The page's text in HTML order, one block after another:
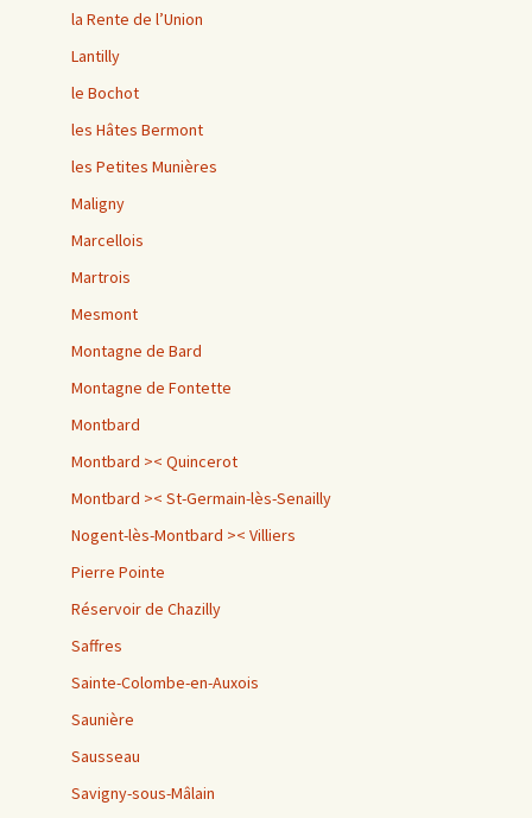
la Rente de l’Union
Lantilly
le Bochot
les Hâtes Bermont
les Petites Munières
Maligny
Marcellois
Martrois
Mesmont
Montagne de Bard
Montagne de Fontette
Montbard
Montbard >< Quincerot
Montbard >< St-Germain-lès-Senailly
Nogent-lès-Montbard >< Villiers
Pierre Pointe
Réservoir de Chazilly
Saffres
Sainte-Colombe-en-Auxois
Saunière
Sausseau
Savigny-sous-Mâlain